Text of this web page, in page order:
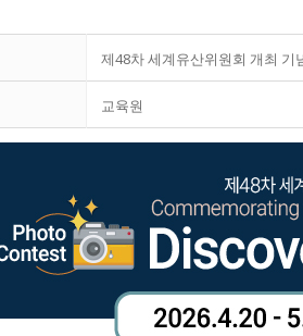
교육원 소개
교육원 소개
교육원장 인사말
교육원 연혁 및 현황
주요업무소개
위치 및 연락처
한국어
한국어교실
한국어채택교
TOPIK
한글학교
한글학교 소개
한글학교 공지사항
유학 및 취업
유학 및 취업
유학 및 취업 정보 안내
알림마당
알림마당
한국어
제48차 세계유산위원회 개최 기
교육원